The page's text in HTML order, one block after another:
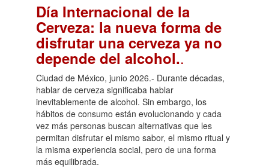
Día Internacional de la
Cerveza: la nueva forma de
disfrutar una cerveza ya no
depende del alcohol..
Ciudad de México, junio 2026.- Durante décadas,
hablar de cerveza significaba hablar
inevitablemente de alcohol. Sin embargo, los
hábitos de consumo están evolucionando y cada
vez más personas buscan alternativas que les
permitan disfrutar el mismo sabor, el mismo ritual y
la misma experiencia social, pero de una forma
más equilibrada.